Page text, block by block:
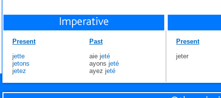
Present
jette
jetons
jetez
Past
aie jeté
ayons jeté
ayez jeté
Present
jeter